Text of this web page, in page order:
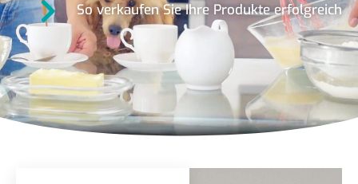
So verkaufen Sie Ihre Produkte erfolgreich